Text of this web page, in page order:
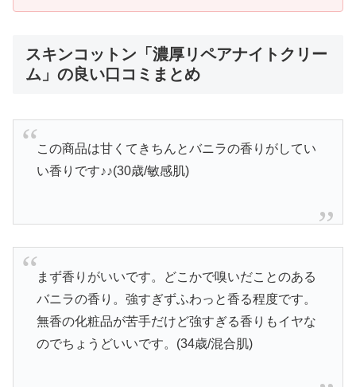
スキンコットン「濃厚リペアナイトクリー
ム」の良い口コミまとめ
この商品は甘くてきちんとバニラの香りがしてい
い香りです♪♪(30歳/敏感肌)
まず香りがいいです。どこかで嗅いだことのある
バニラの香り。強すぎずふわっと香る程度です。
無香の化粧品が苦手だけど強すぎる香りもイヤな
のでちょうどいいです。(34歳/混合肌)